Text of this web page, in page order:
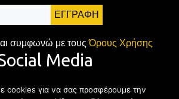
συμφωνώ με τουςΌρους Χρήσης
Media
cookies για να σας προσφέρουμε την